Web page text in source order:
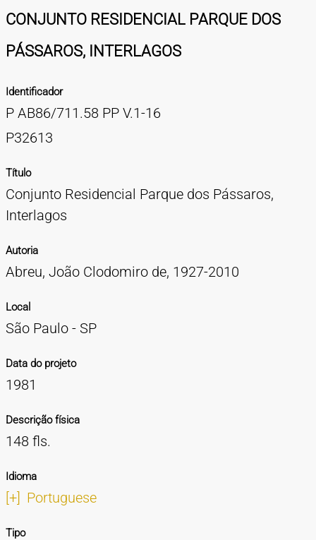
COLEÇÕES
CONTATOS
EXPEDIENTE
CONJUNTO RESIDENCIAL PARQUE DOS
PÁSSAROS, INTERLAGOS
Identificador
P AB86/711.58 PP V.1-16
P32613
Título
Conjunto Residencial Parque dos Pássaros,
Interlagos
Autoria
Abreu, João Clodomiro de, 1927-2010
Local
São Paulo - SP
Data do projeto
1981
Descrição física
148 fls.
Idioma
[+] Portuguese
Tipo